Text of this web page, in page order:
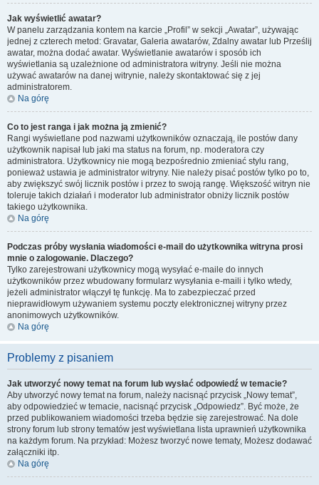
Jak wyświetlić awatar?
W panelu zarządzania kontem na karcie „Profil” w sekcji „Awatar”, używając
jednej z czterech metod: Gravatar, Galeria awatarów, Zdalny awatar lub Prześlij
awatar, można dodać awatar. Wyświetlanie awatarów i sposób ich
wyświetlania są uzależnione od administratora witryny. Jeśli nie można
używać awatarów na danej witrynie, należy skontaktować się z jej
administratorem.
Na górę
Co to jest ranga i jak można ją zmienić?
Rangi wyświetlane pod nazwami użytkowników oznaczają, ile postów dany
użytkownik napisał lub jaki ma status na forum, np. moderatora czy
administratora. Użytkownicy nie mogą bezpośrednio zmieniać stylu rang,
ponieważ ustawia je administrator witryny. Nie należy pisać postów tylko po to,
aby zwiększyć swój licznik postów i przez to swoją rangę. Większość witryn nie
toleruje takich działań i moderator lub administrator obniży licznik postów
takiego użytkownika.
Na górę
Podczas próby wysłania wiadomości e-mail do użytkownika witryna prosi
mnie o zalogowanie. Dlaczego?
Tylko zarejestrowani użytkownicy mogą wysyłać e-maile do innych
użytkowników przez wbudowany formularz wysyłania e-maili i tylko wtedy,
jeżeli administrator włączył tę funkcję. Ma to zabezpieczać przed
nieprawidłowym używaniem systemu poczty elektronicznej witryny przez
anonimowych użytkowników.
Na górę
Problemy z pisaniem
Jak utworzyć nowy temat na forum lub wysłać odpowiedź w temacie?
Aby utworzyć nowy temat na forum, należy nacisnąć przycisk „Nowy temat”,
aby odpowiedzieć w temacie, nacisnąć przycisk „Odpowiedz”. Być może, że
przed publikowaniem wiadomości trzeba będzie się zarejestrować. Na dole
strony forum lub strony tematów jest wyświetlana lista uprawnień użytkownika
na każdym forum. Na przykład: Możesz tworzyć nowe tematy, Możesz dodawać
załączniki itp.
Na górę